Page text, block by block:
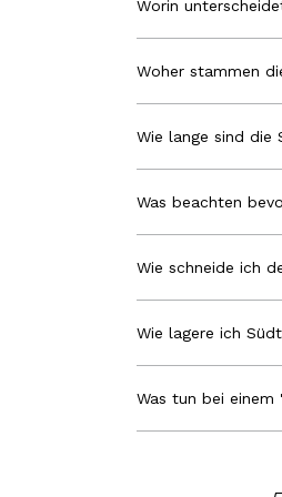
Worin
Woher stammen
Wie lange sind die
Was beachten
Wie schneide ich
Wie lagere ich
Was tun bei